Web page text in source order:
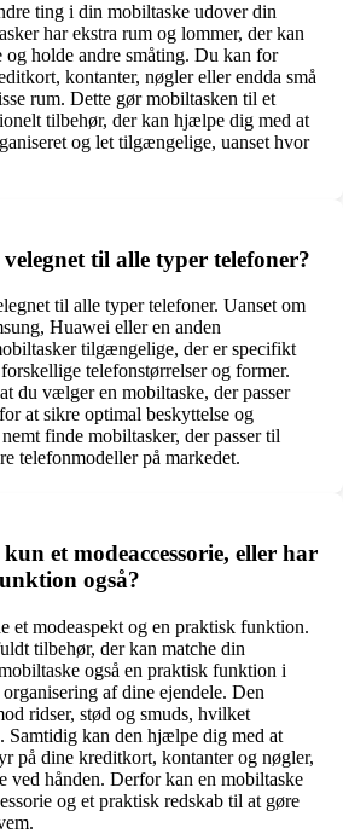
ting i din mobiltaske udover din
har ekstra rum og lommer, der kan
og holde andre småting. Du kan for
kontanter, nøgler eller endda små
rum. Dette gør mobiltasken til et
tilbehør, der kan hjælpe dig med at
og let tilgængelige, uanset hvor
til alle typer telefoner?
til alle typer telefoner. Uanset om
Huawei eller en anden
tilgængelige, der er specifikt
telefonstørrelser og former.
du vælger en mobiltaske, der passer
at sikre optimal beskyttelse og
finde mobiltasker, der passer til
telefonmodeller på markedet.
et modeaccessorie, eller har
også?
et modeaspekt og en praktisk funktion.
tilbehør, der kan matche din
også en praktisk funktion i
af dine ejendele. Den
ridser, stød og smuds, hvilket
Samtidig kan den hjælpe dig med at
på dine kreditkort, kontanter og nøgler,
ved hånden. Derfor kan en mobiltaske
og et praktisk redskab til at gøre